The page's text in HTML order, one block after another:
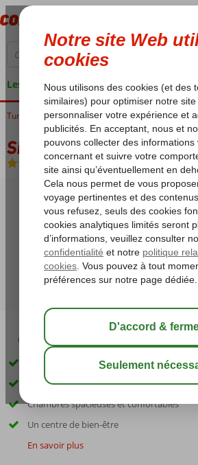
Les garanties de vacances
Turquie Riviera Turque Belek Sirene Belek Hotel
Sirene Belek Hotel
Ultra All Inclusive-Hôtel
03:45
Exclusivité Corendon !
Pleins d'activités pour les enfants
Chambres spacieuses et confortables
Un centre de bien-être
En savoir plus